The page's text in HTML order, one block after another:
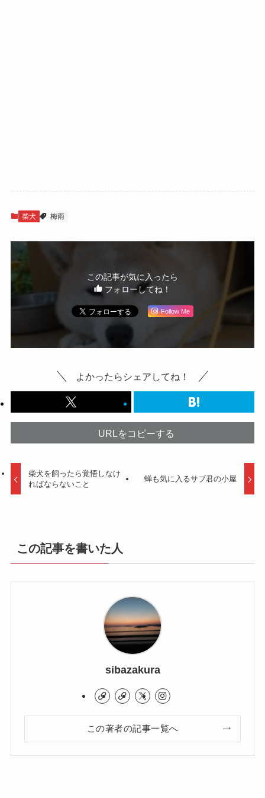
柴犬 梅雨
この記事が気に入ったら
フォローしてね！
Follow Me
よかったらシェアしてね！
URLをコピーする
柴犬を飼ったら覚悟しなけ
ればならないこと
蝉も気に入るサブ君の小屋
この記事を書いた人
sibazakura
この著者の記事一覧へ